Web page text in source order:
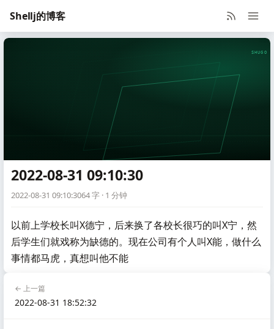
Shellj的博客
SHUGO
2022-08-31 09:10:30
2022-08-31 09:10:3064 字 · 1 分钟
以前上学校长叫X德宁，后来换了各校长很巧的叫X宁，然
后学生们就戏称为缺德的。现在公司有个人叫X能，做什么
事情都马虎，真想叫他不能
← 上一篇
2022-08-31 18:52:32